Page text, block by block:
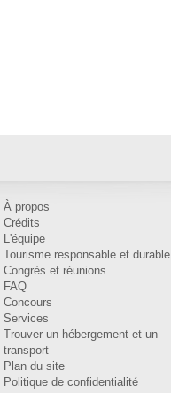
À propos
Crédits
L'équipe
Tourisme responsable et durable
Congrès et réunions
FAQ
Concours
Services
Trouver un hébergement et un
transport
Plan du site
Politique de confidentialité